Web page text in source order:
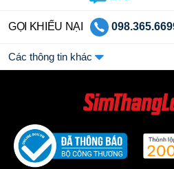
GỌI KHIẾU NẠI
Các thông tin khác